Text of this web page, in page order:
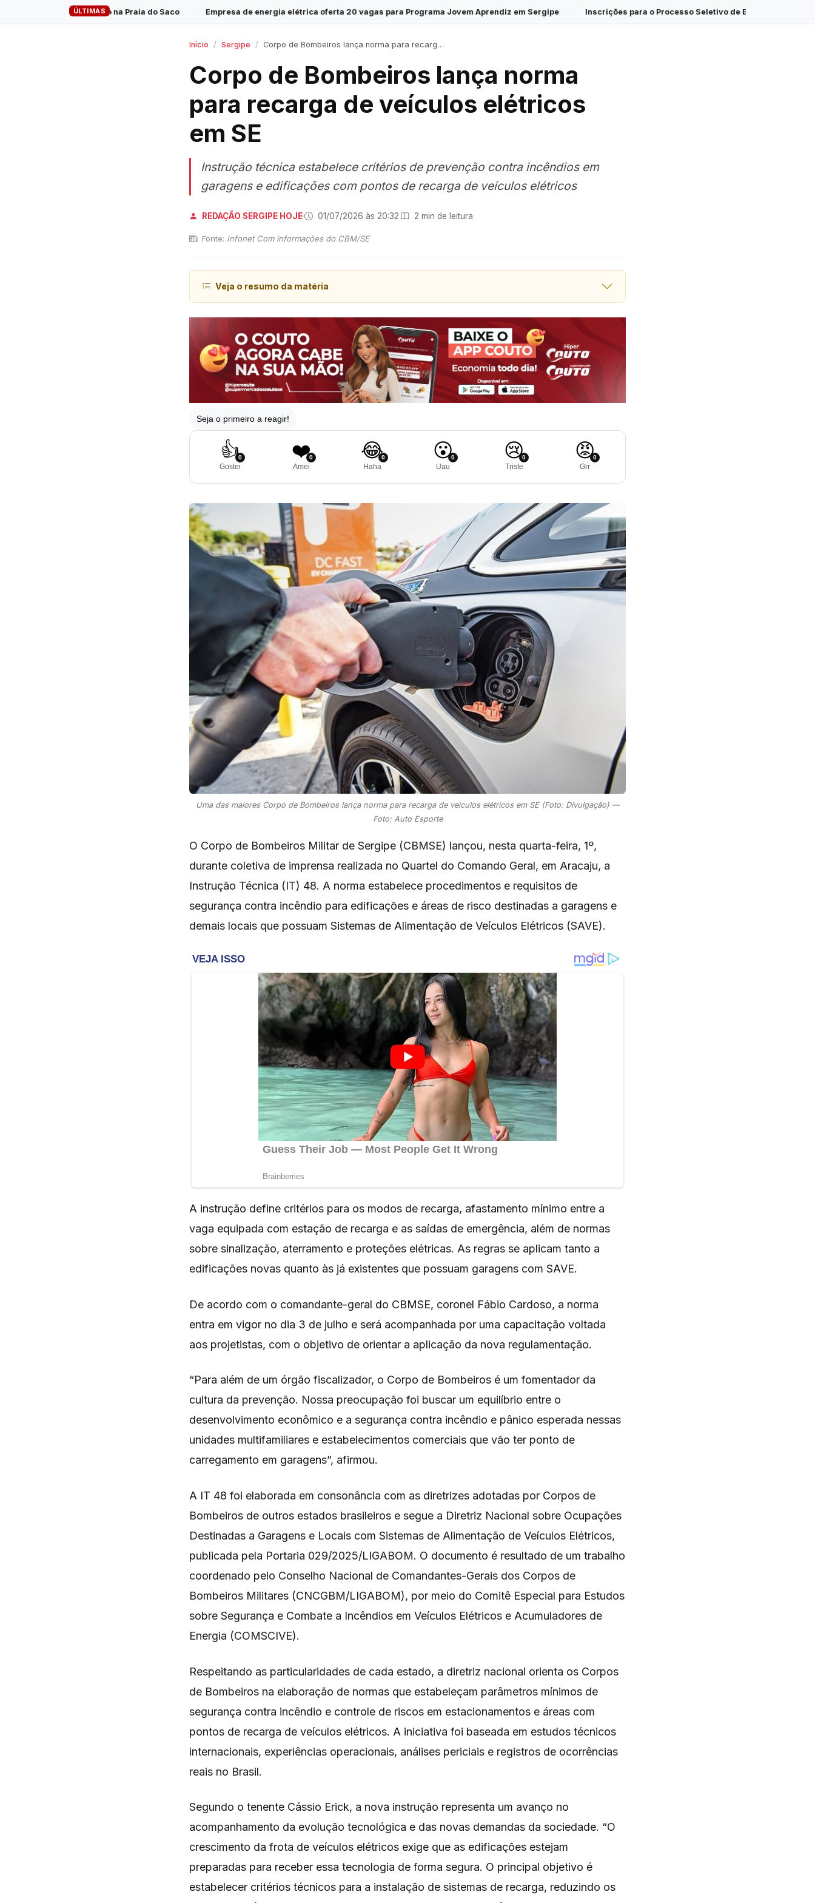
ÚLTIMAS
morto na Praia do Saco · Empresa de energia elétrica oferta 20 vagas para Programa Jovem Aprendiz em Sergipe · Inscrições para o Processo Seletivo de Estagiários de Nível Superior do
Início Sergipe Corpo de Bombeiros lança norma para recarga de veículos elétricos em SE
Corpo de Bombeiros lança norma
para recarga de veículos elétricos
em SE
Instrução técnica estabelece critérios de prevenção contra incêndios em
garagens e edificações com pontos de recarga de veículos elétricos
REDAÇÃO SERGIPE HOJE· 01/07/2026 às 20:32· 2 min de leitura
Fonte: Infonet Com informações do CBM/SE
Veja o resumo da matéria
Seja o primeiro a reagir!
👍0
Gostei
❤️0
Amei
😂0
Haha
😮0
Uau
😢0
Triste
😡0
Grr
Uma das maiores Corpo de Bombeiros lança norma para recarga de veículos elétricos em SE (Foto: Divulgação) —
Foto: Auto Esporte
O Corpo de Bombeiros Militar de Sergipe (CBMSE) lançou, nesta quarta-feira, 1º,
durante coletiva de imprensa realizada no Quartel do Comando Geral, em Aracaju, a
Instrução Técnica (IT) 48. A norma estabelece procedimentos e requisitos de
segurança contra incêndio para edificações e áreas de risco destinadas a garagens e
demais locais que possuam Sistemas de Alimentação de Veículos Elétricos (SAVE).
A instrução define critérios para os modos de recarga, afastamento mínimo entre a
vaga equipada com estação de recarga e as saídas de emergência, além de normas
sobre sinalização, aterramento e proteções elétricas. As regras se aplicam tanto a
edificações novas quanto às já existentes que possuam garagens com SAVE.
De acordo com o comandante-geral do CBMSE, coronel Fábio Cardoso, a norma
entra em vigor no dia 3 de julho e será acompanhada por uma capacitação voltada
aos projetistas, com o objetivo de orientar a aplicação da nova regulamentação.
“Para além de um órgão fiscalizador, o Corpo de Bombeiros é um fomentador da
cultura da prevenção. Nossa preocupação foi buscar um equilíbrio entre o
desenvolvimento econômico e a segurança contra incêndio e pânico esperada nessas
unidades multifamiliares e estabelecimentos comerciais que vão ter ponto de
carregamento em garagens”, afirmou.
A IT 48 foi elaborada em consonância com as diretrizes adotadas por Corpos de
Bombeiros de outros estados brasileiros e segue a Diretriz Nacional sobre Ocupações
Destinadas a Garagens e Locais com Sistemas de Alimentação de Veículos Elétricos,
publicada pela Portaria 029/2025/LIGABOM. O documento é resultado de um trabalho
coordenado pelo Conselho Nacional de Comandantes-Gerais dos Corpos de
Bombeiros Militares (CNCGBM/LIGABOM), por meio do Comitê Especial para Estudos
sobre Segurança e Combate a Incêndios em Veículos Elétricos e Acumuladores de
Energia (COMSCIVE).
Respeitando as particularidades de cada estado, a diretriz nacional orienta os Corpos
de Bombeiros na elaboração de normas que estabeleçam parâmetros mínimos de
segurança contra incêndio e controle de riscos em estacionamentos e áreas com
pontos de recarga de veículos elétricos. A iniciativa foi baseada em estudos técnicos
internacionais, experiências operacionais, análises periciais e registros de ocorrências
reais no Brasil.
Segundo o tenente Cássio Erick, a nova instrução representa um avanço no
acompanhamento da evolução tecnológica e das novas demandas da sociedade. “O
crescimento da frota de veículos elétricos exige que as edificações estejam
preparadas para receber essa tecnologia de forma segura. O principal objetivo é
estabelecer critérios técnicos para a instalação de sistemas de recarga, reduzindo os